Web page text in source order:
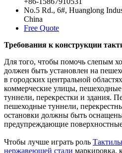
No.5 Rd., 6#, Huanglong
China
Free Quote
Требования к конструкции
Для того, чтобы помочь слепым
должен быть установлен на
в городских центральной
коммерческие улицы,
туннели, перекрестки и здания.
пешеходные туннели,
остановки должны быть
предупреждающие
Чтобы лучше играть роль
нержавеющей стали маркировка,